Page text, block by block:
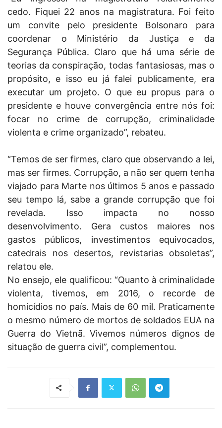
cedo. Fiquei 22 anos na magistratura. Foi feito
um convite pelo presidente Bolsonaro para
coordenar o Ministério da Justiça e da
Segurança Pública. Claro que há uma série de
teorias da conspiração, todas fantasiosas, mas o
propósito, e isso eu já falei publicamente, era
executar um projeto. O que eu propus para o
presidente e houve convergência entre nós foi:
focar no crime de corrupção, criminalidade
violenta e crime organizado”, rebateu.
“Temos de ser firmes, claro que observando a lei,
mas ser firmes. Corrupção, a não ser quem tenha
viajado para Marte nos últimos 5 anos e passado
seu tempo lá, sabe a grande corrupção que foi
revelada. Isso impacta no nosso
desenvolvimento. Gera custos maiores nos
gastos públicos, investimentos equivocados,
catedrais nos desertos, revistarias obsoletas”,
relatou ele.
No ensejo, ele qualificou: “Quanto à criminalidade
violenta, tivemos, em 2016, o recorde de
homicídios no país. Mais de 60 mil. Praticamente
o mesmo número de mortos de soldados EUA na
Guerra do Vietnã. Vivemos números dignos de
situação de guerra civil”, complementou.